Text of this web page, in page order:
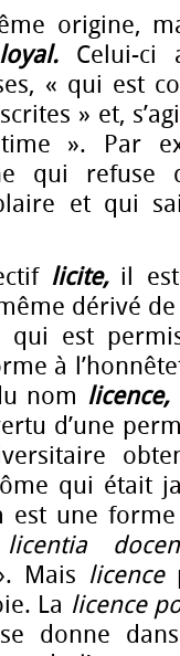
origine,
loyal.
Celui-ci
« qui est
» et,
». Par
qui
et qui
licite, il
dérivé
qui est
à
nom licence,
d’une
qui était
est une
licentia
Mais licence
La licence
donne